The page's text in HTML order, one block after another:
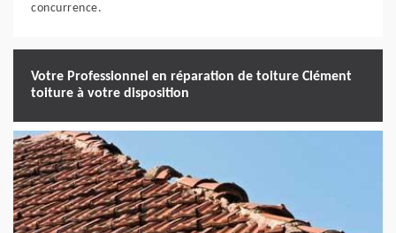
concurrence.
Votre Professionnel en réparation de toiture Clément
toiture à votre disposition